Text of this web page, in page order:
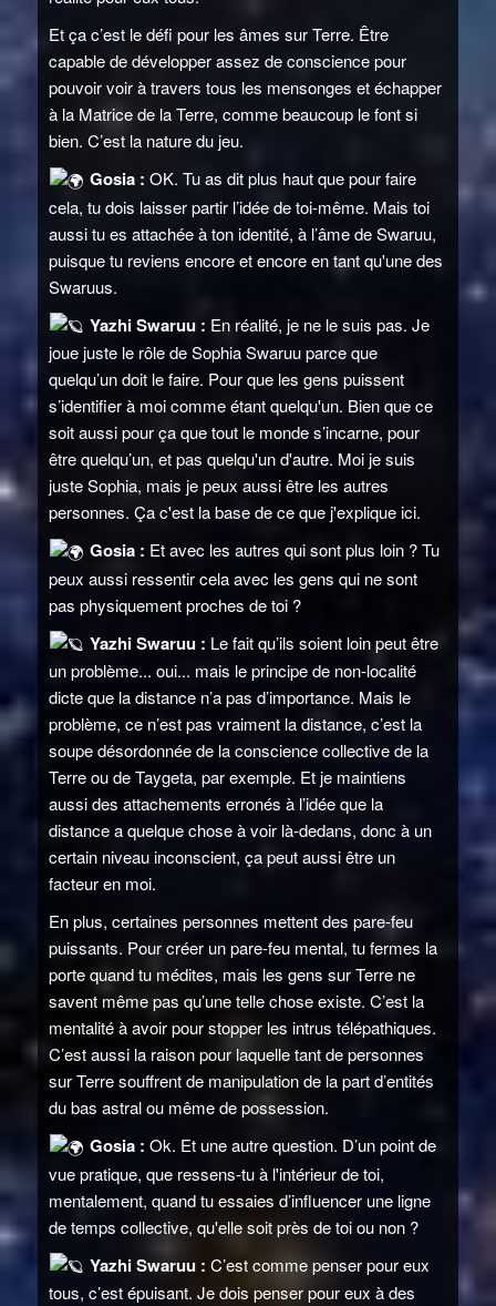
Et ça c’est le défi pour les âmes sur Terre. Être
capable de développer assez de conscience pour
pouvoir voir à travers tous les mensonges et échapper
à la Matrice de la Terre, comme beaucoup le font si
bien. C’est la nature du jeu.
Gosia : OK. Tu as dit plus haut que pour faire
cela, tu dois laisser partir l’idée de toi-même. Mais toi
aussi tu es attachée à ton identité, à l’âme de Swaruu,
puisque tu reviens encore et encore en tant qu'une des
Swaruus.
Yazhi Swaruu : En réalité, je ne le suis pas. Je
joue juste le rôle de Sophia Swaruu parce que
quelqu’un doit le faire. Pour que les gens puissent
s’identifier à moi comme étant quelqu'un. Bien que ce
soit aussi pour ça que tout le monde s’incarne, pour
être quelqu’un, et pas quelqu'un d'autre. Moi je suis
juste Sophia, mais je peux aussi être les autres
personnes. Ça c'est la base de ce que j'explique ici.
Gosia : Et avec les autres qui sont plus loin ? Tu
peux aussi ressentir cela avec les gens qui ne sont
pas physiquement proches de toi ?
Yazhi Swaruu : Le fait qu’ils soient loin peut être
un problème... oui... mais le principe de non-localité
dicte que la distance n’a pas d’importance. Mais le
problème, ce n’est pas vraiment la distance, c’est la
soupe désordonnée de la conscience collective de la
Terre ou de Taygeta, par exemple. Et je maintiens
aussi des attachements erronés à l’idée que la
distance a quelque chose à voir là-dedans, donc à un
certain niveau inconscient, ça peut aussi être un
facteur en moi.
En plus, certaines personnes mettent des pare-feu
puissants. Pour créer un pare-feu mental, tu fermes la
porte quand tu médites, mais les gens sur Terre ne
savent même pas qu’une telle chose existe. C’est la
mentalité à avoir pour stopper les intrus télépathiques.
C’est aussi la raison pour laquelle tant de personnes
sur Terre souffrent de manipulation de la part d’entités
du bas astral ou même de possession.
Gosia : Ok. Et une autre question. D’un point de
vue pratique, que ressens-tu à l'intérieur de toi,
mentalement, quand tu essaies d’influencer une ligne
de temps collective, qu'elle soit près de toi ou non ?
Yazhi Swaruu : C’est comme penser pour eux
tous, c’est épuisant. Je dois penser pour eux à des